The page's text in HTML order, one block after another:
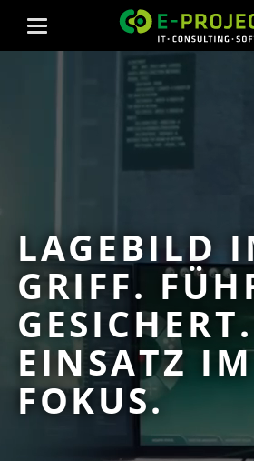
LAGEBILD
GRIFF.
GESICHERT.
EINSATZ IM
FOKUS.